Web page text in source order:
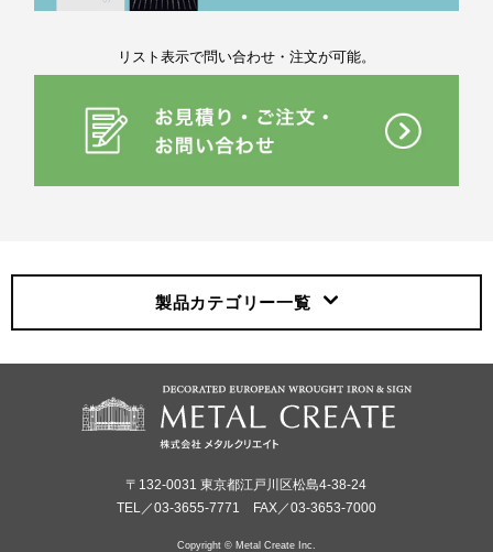
リスト表示で問い合わせ・注文が可能。
製品カテゴリー一覧
〒132-0031 東京都江戸川区松島4-38-24
TEL／03-3655-7771 FAX／03-3653-7000
Copyright © Metal Create Inc.